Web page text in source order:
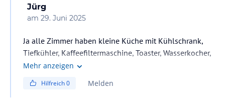
Jürg
am 29. Juni 2025
Ja alle Zimmer haben kleine Küche mit Kühlschrank,
Tiefkühler, Kaffeefiltermaschine, Toaster, Wasserkocher,
2 Plattenherd
Mehr anzeigen
Hilfreich0 Melden